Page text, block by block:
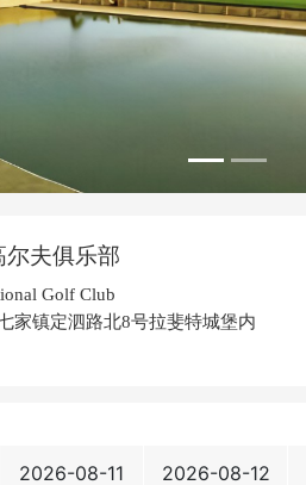
夫俱乐部
Golf Club
家镇定泗路北8号拉斐特城堡内
2026-08-11
2026-08-12